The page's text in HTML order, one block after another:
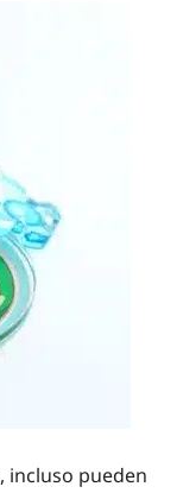
, incluso pueden